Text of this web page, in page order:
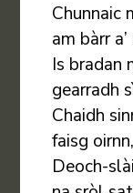
Chunnaic
am bàrr a’
Is bradan
gearradh
Chaidh
faisg oirnn,
Deoch-